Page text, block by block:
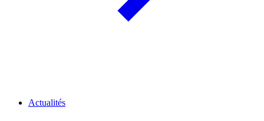
Actualités